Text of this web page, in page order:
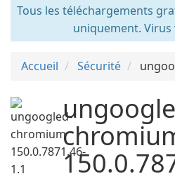
Tous les téléchargements
uniquement. Virus
Accueil Sécurité